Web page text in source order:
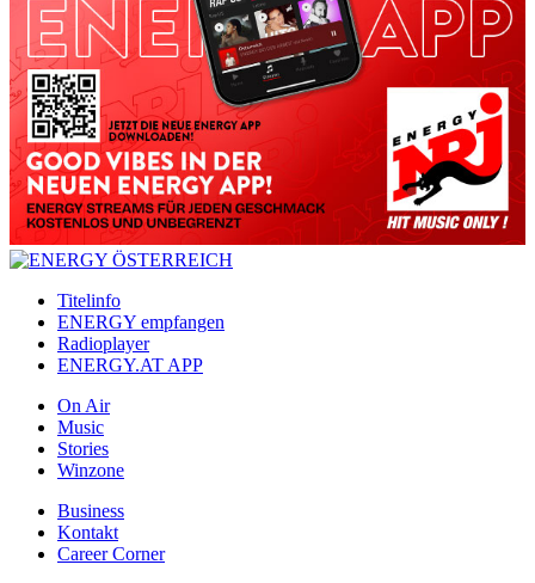
Titelinfo
ENERGY empfangen
Radioplayer
ENERGY.AT APP
On Air
Music
Stories
Winzone
Business
Kontakt
Career Corner